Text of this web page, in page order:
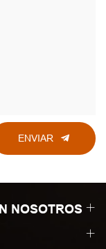
ENVIAR
NOSOTROS